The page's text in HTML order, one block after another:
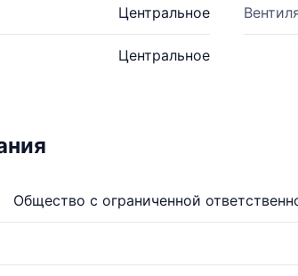
Центральное
Центральное
Общество с ограниченной